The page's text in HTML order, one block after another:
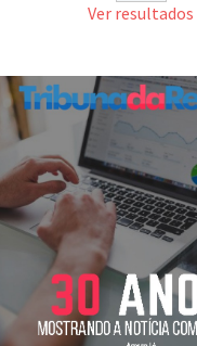
Ver resultados